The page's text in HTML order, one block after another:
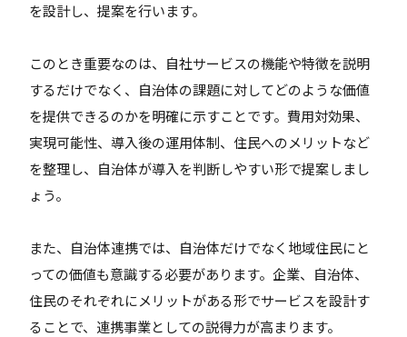
を設計し、提案を行います。
このとき重要なのは、自社サービスの機能や特徴を説明
するだけでなく、自治体の課題に対してどのような価値
を提供できるのかを明確に示すことです。費用対効果、
実現可能性、導入後の運用体制、住民へのメリットなど
を整理し、自治体が導入を判断しやすい形で提案しまし
ょう。
また、自治体連携では、自治体だけでなく地域住民にと
っての価値も意識する必要があります。企業、自治体、
住民のそれぞれにメリットがある形でサービスを設計す
ることで、連携事業としての説得力が高まります。